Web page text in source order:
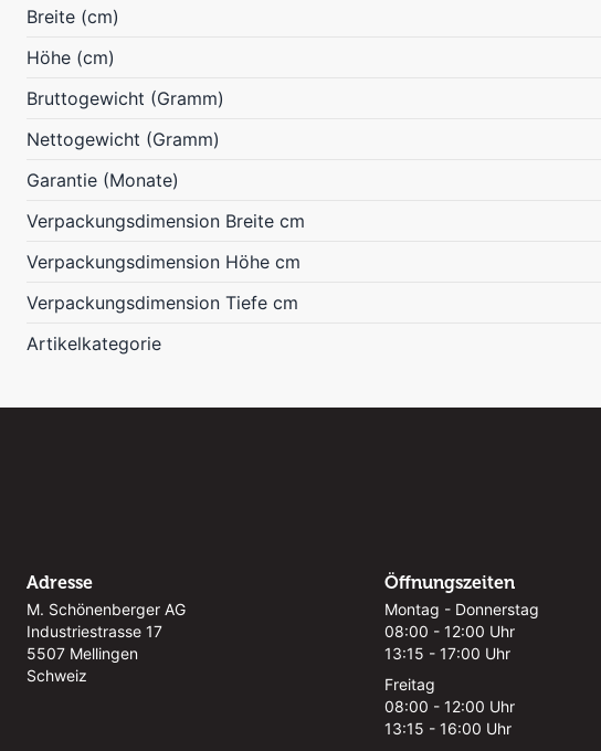
Breite (cm)
Höhe (cm)
Bruttogewicht (Gramm)
Nettogewicht (Gramm)
Garantie (Monate)
Verpackungsdimension Breite cm
Verpackungsdimension Höhe cm
Verpackungsdimension Tiefe cm
Artikelkategorie
Adresse
M. Schönenberger AG
Industriestrasse 17
5507 Mellingen
Schweiz
Öffnungszeiten
Montag - Donnerstag
08:00 - 12:00 Uhr
13:15 - 17:00 Uhr
Freitag
08:00 - 12:00 Uhr
13:15 - 16:00 Uhr